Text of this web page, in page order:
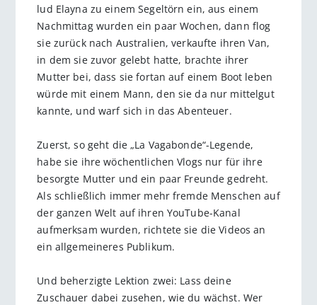
lud Elayna zu einem Segeltörn ein, aus einem
Nachmittag wurden ein paar Wochen, dann flog
sie zurück nach Australien, verkaufte ihren Van,
in dem sie zuvor gelebt hatte, brachte ihrer
Mutter bei, dass sie fortan auf einem Boot leben
würde mit einem Mann, den sie da nur mittelgut
kannte, und warf sich in das Abenteuer.
Zuerst, so geht die „La Vagabonde“-Legende,
habe sie ihre wöchentlichen Vlogs nur für ihre
besorgte Mutter und ein paar Freunde gedreht.
Als schließlich immer mehr fremde Menschen auf
der ganzen Welt auf ihren YouTube-Kanal
aufmerksam wurden, richtete sie die Videos an
ein allgemeineres Publikum.
Und beherzigte Lektion zwei: Lass deine
Zuschauer dabei zusehen, wie du wächst. Wer